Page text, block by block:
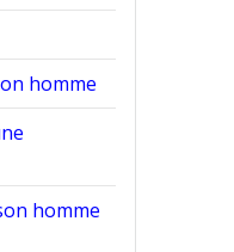
homme
homme